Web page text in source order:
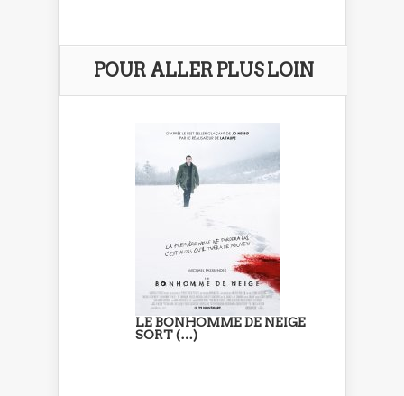
POUR ALLER PLUS LOIN
LE BONHOMME DE NEIGE
SORT (…)